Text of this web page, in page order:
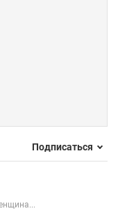
Подписаться